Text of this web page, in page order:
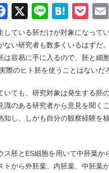
Facebook
X Line
している胚だけが対象になって
ない研究者も数多くいるはずだ
は容易に手に入るので、胚と細
際のヒト胚を使うことはないだ
いても、研究対象は発生する胚
識のある研究者から意見を聞く
知し、しかも自分の観察経験を
ス胚とES細胞を用いて中胚葉か
トから外胚葉、内胚葉、中胚葉